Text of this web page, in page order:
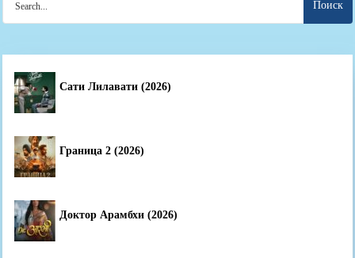
for:
Сати Лилавати (2026)
Граница 2 (2026)
Доктор Арамбхи (2026)